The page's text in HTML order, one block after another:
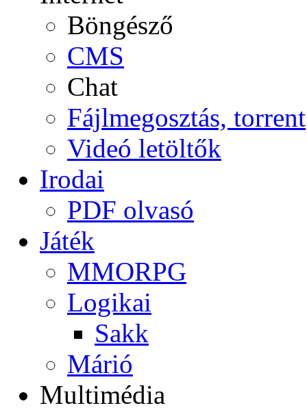
Böngésző
CMS
Chat
Fájlmegosztás, torrent
Videó letöltők
Irodai
PDF olvasó
Játék
MMORPG
Logikai
Sakk
Márió
Multimédia